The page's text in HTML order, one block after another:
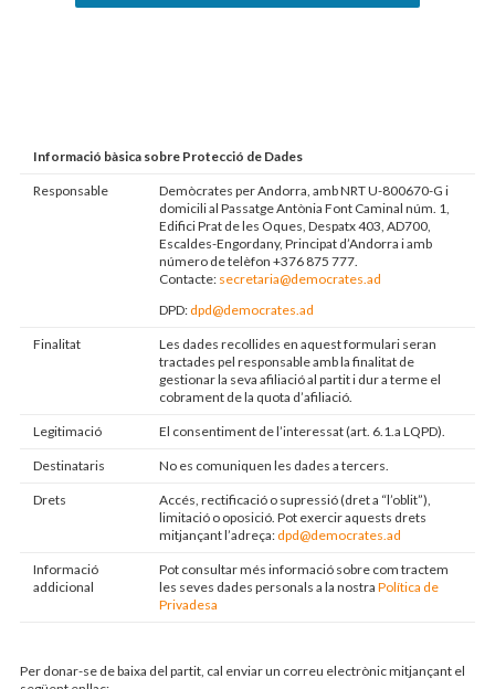
Informació bàsica sobre Protecció de Dades
Responsable
Demòcrates per Andorra, amb NRT U-800670-G i
domicili al Passatge Antònia Font Caminal núm. 1,
Edifici Prat de les Oques, Despatx 403, AD700,
Escaldes-Engordany, Principat d’Andorra i amb
número de telèfon +376 875 777.
Contacte: secretaria@democrates.ad
DPD: dpd@democrates.ad
Finalitat
Les dades recollides en aquest formulari seran
tractades pel responsable amb la finalitat de
gestionar la seva afiliació al partit i dur a terme el
cobrament de la quota d’afiliació.
Legitimació El consentiment de l’interessat (art. 6.1.a LQPD).
Destinataris No es comuniquen les dades a tercers.
Drets
Accés, rectificació o supressió (dret a “l’oblit”),
limitació o oposició. Pot exercir aquests drets
mitjançant l’adreça: dpd@democrates.ad
Informació
addicional
Pot consultar més informació sobre com tractem
les seves dades personals a la nostra Política de
Privadesa
Per donar-se de baixa del partit, cal enviar un correu electrònic mitjançant el